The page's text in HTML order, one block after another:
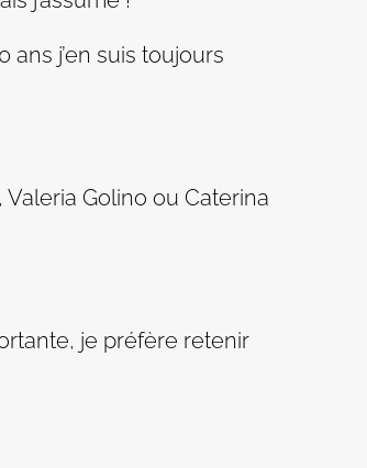
j’en suis toujours
Golino ou Caterina
je préfère retenir